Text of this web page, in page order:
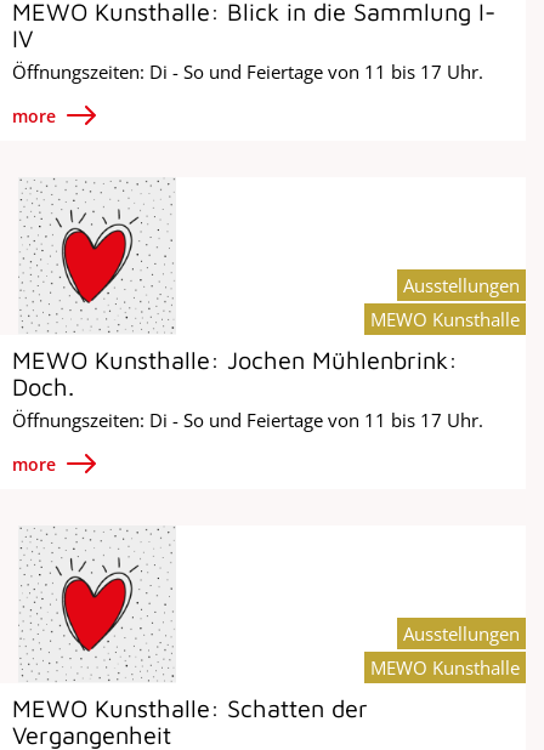
MEWO Kunsthalle: Blick in die Sammlung I-
IV
Öffnungszeiten: Di - So und Feiertage von 11 bis 17 Uhr.
more
MEWO Kunsthalle: Jochen Mühlenbrink:
Doch.
Öffnungszeiten: Di - So und Feiertage von 11 bis 17 Uhr.
more
Ausstellungen
MEWO Kunsthalle
MEWO Kunsthalle: Schatten der
Vergangenheit
Ausstellungen
MEWO Kunsthalle